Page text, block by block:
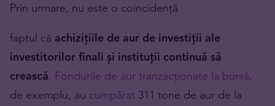
Prin urmare, nu este o coincidență
faptul că achizițiile de aur de investiții ale
investitorilor finali și instituții continuă să
crească. Fondurile de aur tranzacționate la bursă,
de exemplu, au cumpărat 311 tone de aur de la